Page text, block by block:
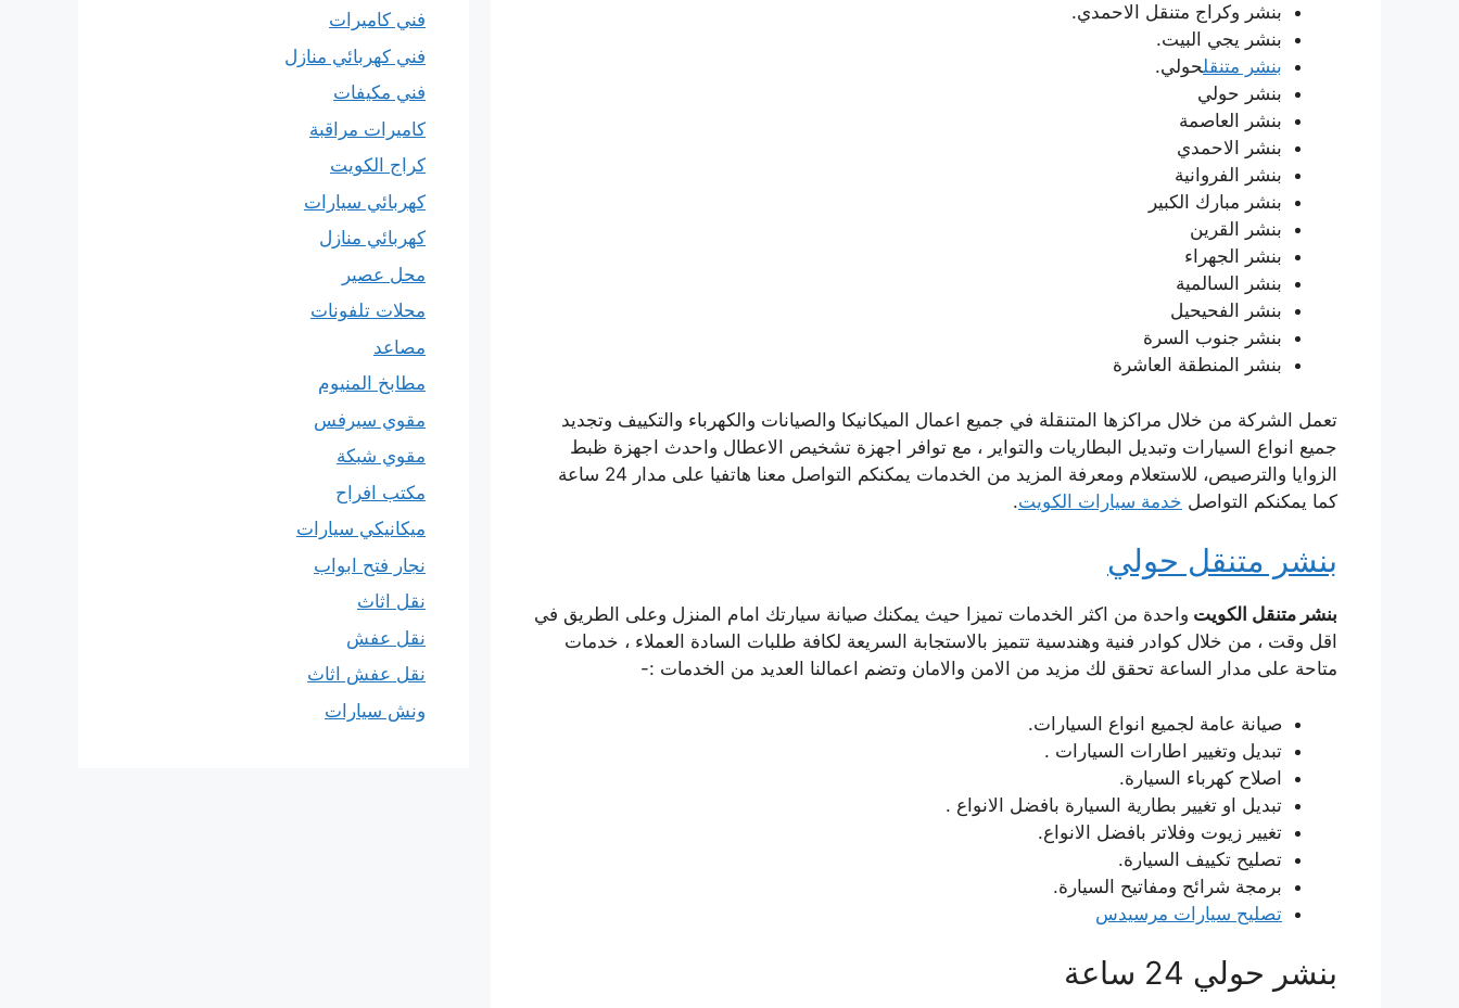
بنشر وكراج متنقل الاحمدي.
بنشر يجي البيت.
بنشر متنقلحولي.
بنشر حولي
بنشر العاصمة
بنشر الاحمدي
بنشر الفروانية
بنشر مبارك الكبير
بنشر القرين
بنشر الجهراء
بنشر السالمية
بنشر الفحيحيل
بنشر جنوب السرة
بنشر المنطقة العاشرة
تعمل الشركة من خلال مراكزها المتنقلة في جميع اعمال الميكانيكا والصيانات والكهرباء والتكييف وتجديد
جميع انواع السيارات وتبديل البطاريات والتواير ، مع توافر اجهزة تشخيص الاعطال واحدث اجهزة ظبط
الزوايا والترصيص، للاستعلام ومعرفة المزيد من الخدمات يمكنكم التواصل معنا هاتفيا على مدار 24 ساعة
كما يمكنكم التواصل خدمة سيارات الكويت.
بنشر متنقل حولي
بنشر متنقل الكويت واحدة من اكثر الخدمات تميزا حيث يمكنك صيانة سيارتك امام المنزل وعلى الطريق في
اقل وقت ، من خلال كوادر فنية وهندسية تتميز بالاستجابة السريعة لكافة طلبات السادة العملاء ، خدمات
متاحة على مدار الساعة تحقق لك مزيد من الامن والامان وتضم اعمالنا العديد من الخدمات :-
صيانة عامة لجميع انواع السيارات.
تبديل وتغيير اطارات السيارات .
اصلاح كهرباء السيارة.
تبديل او تغيير بطارية السيارة بافضل الانواع .
تغيير زيوت وفلاتر بافضل الانواع.
تصليح تكييف السيارة.
برمجة شرائح ومفاتيح السيارة.
تصليح سيارات مرسيدس
بنشر حولي 24 ساعة
فني كاميرات
فني كهربائي منازل
فني مكيفات
كاميرات مراقبة
كراج الكويت
كهربائي سيارات
كهربائي منازل
محل عصير
محلات تلفونات
مصاعد
مطابخ المنيوم
مقوي سيرفس
مقوي شبكة
مكتب افراح
ميكانيكي سيارات
نجار فتح ابواب
نقل اثاث
نقل عفش
نقل عفش اثاث
ونش سيارات